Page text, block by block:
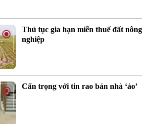
Thủ tục gia hạn miễn thuế đất nông
nghiệp
Cẩn trọng với tin rao bán nhà ‘ảo’